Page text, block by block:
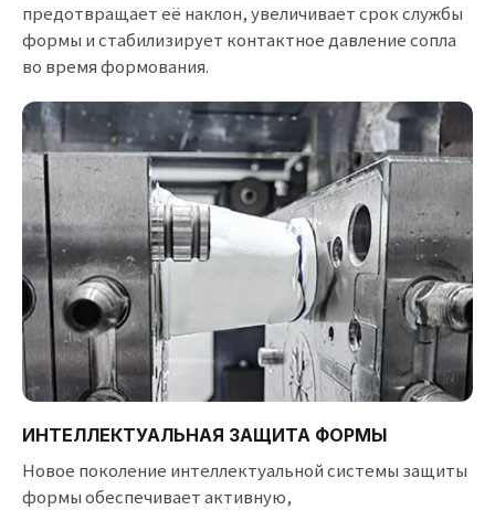
предотвращает её наклон, увеличивает срок службы
формы и стабилизирует контактное давление сопла
во время формования.
ИНТЕЛЛЕКТУАЛЬНАЯ ЗАЩИТА ФОРМЫ
Новое поколение интеллектуальной системы защиты
формы обеспечивает активную,